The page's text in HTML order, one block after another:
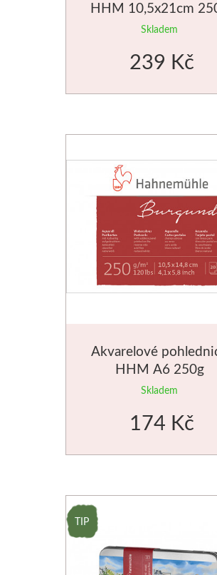
V sadách
Winsor & Newton
Tuše
Média
Pomůcky
Zlatá loď
Malířská plátna
Novinky
HHM 10,5x21cm
Skladem
239 Kč
Akvarelové
HHM A6 250g
Skladem
174 Kč